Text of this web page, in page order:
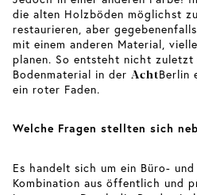
die alten Holzböden möglichst
restaurieren, aber
mit einem anderen Material,
planen. So entsteht nicht zuletzt
Bodenmaterial in der AchtBerlin
ein roter Faden.
Welche Fragen stellten sich
Es handelt sich um ein Büro-
Kombination aus öffentlich und